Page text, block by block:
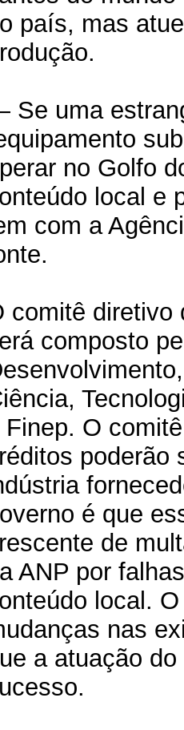
país, mas
Se uma
no Golfo
local e
com a
comitê diretivo
composto
Finep. O
poderão
é que
de
ANP por
local.
nas
a atuação